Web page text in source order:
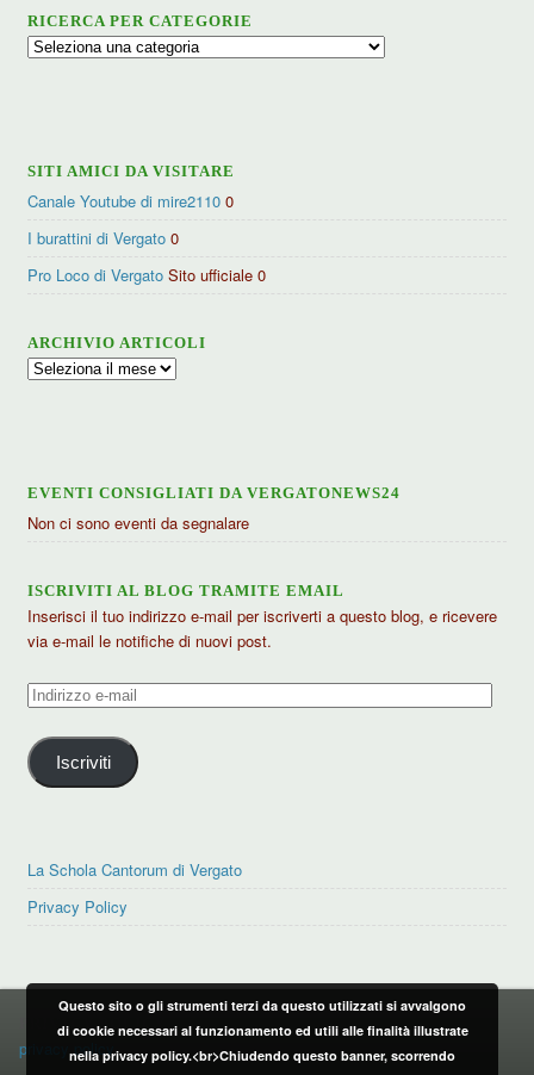
RICERCA PER CATEGORIE
Ricerca
SITI AMICI DA VISITARE
Canale Youtube di mire2110 0
I burattini di Vergato 0
Pro Loco di Vergato Sito ufficiale 0
ARCHIVIO ARTICOLI
Archivio
EVENTI CONSIGLIATI DA VERGATONEWS24
Non ci sono eventi da segnalare
ISCRIVITI AL BLOG TRAMITE EMAIL
Inserisci il tuo indirizzo e-mail per iscriverti a questo blog, e ricevere
via e-mail le notifiche di nuovi post.
Indirizzo
mail
Iscriviti
La Schola Cantorum di Vergato
Privacy Policy
PRIVACY POLICY
privacy policy
Questo sito o gli strumenti terzi da questo utilizzati si avvalgono
di cookie necessari al funzionamento ed utili alle finalità illustrate
nella privacy policy.<br>Chiudendo questo banner, scorrendo